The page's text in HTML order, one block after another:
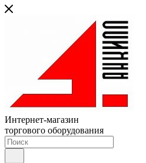
Интернет-магазин
торгового оборудования